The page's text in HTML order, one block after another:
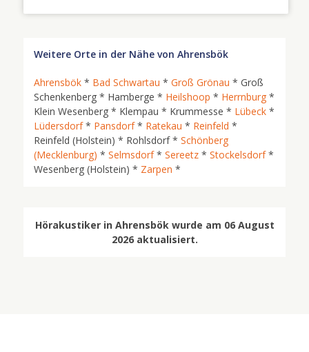
Weitere Orte in der Nähe von Ahrensbök
Ahrensbök * Bad Schwartau * Groß Grönau * Groß
Schenkenberg * Hamberge * Heilshoop * Herrnburg *
Klein Wesenberg * Klempau * Krummesse * Lübeck *
Lüdersdorf* Pansdorf* Ratekau * Reinfeld *
Reinfeld (Holstein) * Rohlsdorf * Schönberg
(Mecklenburg) * Selmsdorf* Sereetz * Stockelsdorf*
Wesenberg (Holstein) * Zarpen *
Hörakustiker in Ahrensbök wurde am 06 August
2026 aktualisiert.